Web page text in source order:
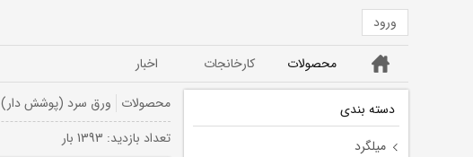
ورود
خانه محصولات کارخانجات اخبار
دسته بندی
میلگرد
محصولات ورق سرد (پوشش دار)
تعداد بازديد: 1393 بار